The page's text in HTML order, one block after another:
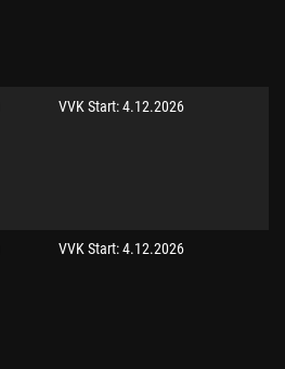
VVK Start: 4.12.2026
VVK Start: 4.12.2026